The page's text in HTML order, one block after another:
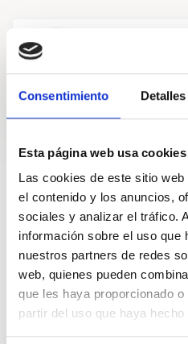
Consentimiento Detalles
Esta página web usa cookies
Las cookies de este sitio
el contenido y los anuncios,
sociales y analizar el tráfico.
información sobre el uso que
nuestros partners de redes
web, quienes pueden
que les haya proporcionado
partir del uso que haya
He participado en numerosos
AIraide Urbaneta
10Apoyos
COMPARTIR
De Luis Ángel
No se puede penalizar a quien